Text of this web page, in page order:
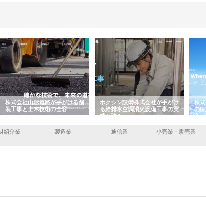
山形道路が手がける舗
土木技術の全容
ホクシン設備株式会社が手がけ
る給排水空調消火設備工事の実
績と強み
株式会社東京
のGISインフ
入メリット
紹介業 製造業 通信業 小売業・販売業